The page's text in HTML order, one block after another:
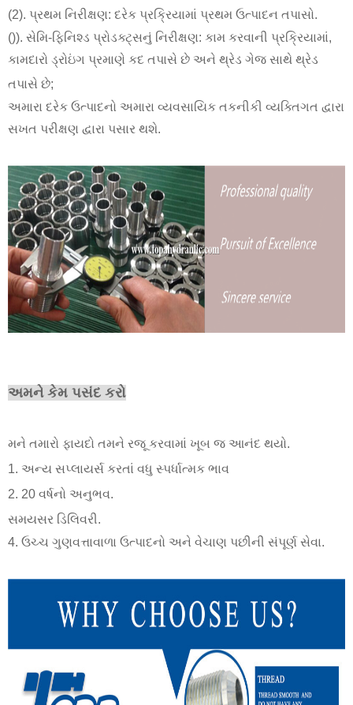
(2). પ્રથમ નિરીક્ષણ: દરેક પ્રક્રિયામાં પ્રથમ ઉત્પાદન તપાસો.
()). સેમિ-ફિનિશ્ડ પ્રોડક્ટ્સનું નિરીક્ષણ: કામ કરવાની પ્રક્રિયામાં,
કામદારો ડ્રોઇંગ પ્રમાણે કદ તપાસે છે અને થ્રેડ ગેજ સાથે થ્રેડ
તપાસે છે;
અમારા દરેક ઉત્પાદનો અમારા વ્યવસાયિક તકનીકી વ્યક્તિગત દ્વારા
સખત પરીક્ષણ દ્વારા પસાર થશે.
અમને કેમ પસંદ કરો
મને તમારો ફાયદો તમને રજૂ કરવામાં ખૂબ જ આનંદ થયો.
1. અન્ય સપ્લાયર્સ કરતાં વધુ સ્પર્ધાત્મક ભાવ
2. 20 વર્ષનો અનુભવ.
સમયસર ડિલિવરી.
4. ઉચ્ચ ગુણવત્તાવાળા ઉત્પાદનો અને વેચાણ પછીની સંપૂર્ણ સેવા.